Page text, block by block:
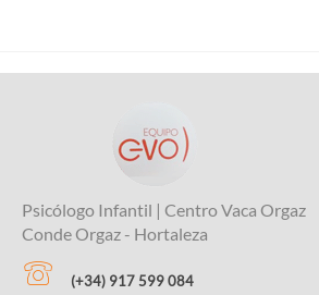
Psicólogo Infantil | Centro Vaca Orgaz
Conde Orgaz - Hortaleza
(+34) 917 599 084